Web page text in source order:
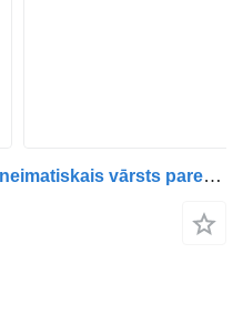
Haldex COLAS 338057101 pneimatiskais vārsts paredzēts puspiekabes